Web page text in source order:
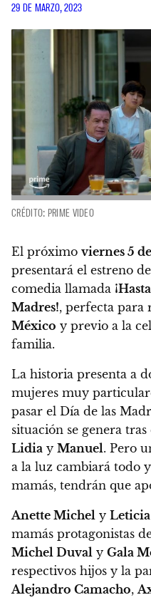
29 DE MARZO, 2023
CRÉDITO: PRIME VIDEO
El próximo viernes 5
presentará el estreno
comedia llamada
Madres!, perfecta para
México y previo a la
familia.
La historia presenta a
mujeres muy
pasar el Día de las
situación se genera
Lidia y Manuel. Pero
a la luz cambiará todo y
mamás, tendrán que
Anette Michel y
mamás protagonistas
Michel Duval y Gala
respectivos hijos y la
Alejandro Camacho,